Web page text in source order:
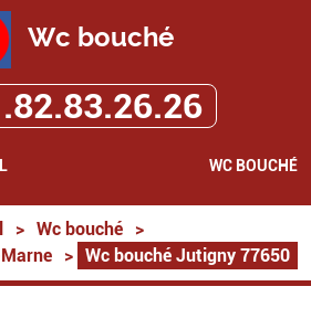
Wc bouché
WC BOUCHÉ
> Wc bouché
>
> Wc bouché Jutigny 77650